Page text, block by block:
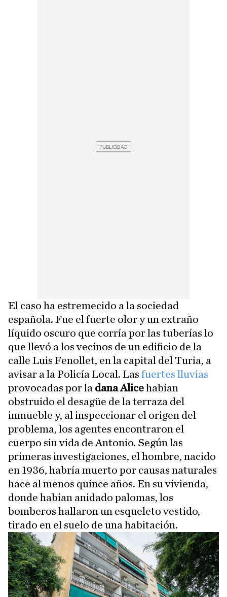
El caso ha estremecido a la sociedad
española. Fue el fuerte olor y un extraño
líquido oscuro que corría por las tuberías lo
que llevó a los vecinos de un edificio de la
calle Luis Fenollet, en la capital del Turia, a
avisar a la Policía Local. Las fuertes lluvias
provocadas por la dana Alicehabían
obstruido el desagüe de la terraza del
inmueble y, al inspeccionar el origen del
problema, los agentes encontraron el
cuerpo sin vida de Antonio. Según las
primeras investigaciones, el hombre, nacido
en 1936, habría muerto por causas naturales
hace al menos quince años. En su vivienda,
donde habían anidado palomas, los
bomberos hallaron un esqueleto vestido,
tirado en el suelo de una habitación.